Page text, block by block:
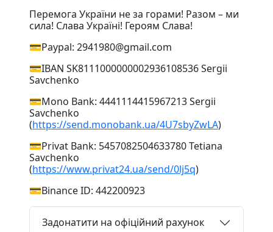
Перемога України не за горами! Разом – ми
сила! Слава Україні! Героям Слава!
💳Paypal: 2941980@gmail.com
💳IBAN SK8111000000002936108536 Sergii
Savchenko
💳Mono Bank: 4441114415967213 Sergii
Savchenko
(https://send.monobank.ua/4U7sbyZwLA)
💳Privat Bank: 5457082504633780 Tetiana
Savchenko
(https://www.privat24.ua/send/0lj5q)
💳Binance ID: 442200923
Задонатити на офіційний рахунок